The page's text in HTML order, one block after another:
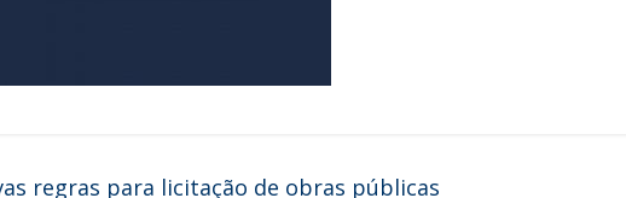
regras para licitação de obras públicas